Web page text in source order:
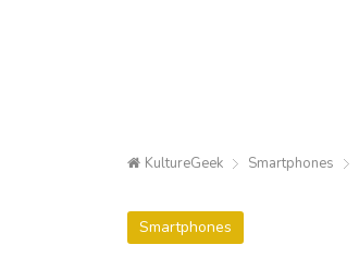
KultureGeek Smartphones
Smartphones